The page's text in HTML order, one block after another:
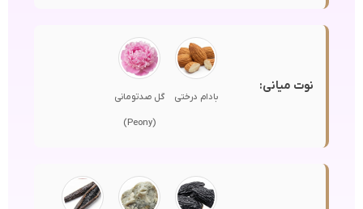
نوت میانی:
بادام درختی گل صدتومانی
(Peony)